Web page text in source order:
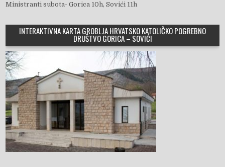
Ministranti subota- Gorica 10h, Sovići 11h
INTERAKTIVNA KARTA GROBLJA HRVATSKO KATOLIČKO POGREBNO
DRUŠTVO GORICA – SOVIĆI